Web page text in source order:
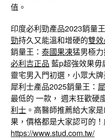
值。
印度必利勁產品2023銷量
勁持久又能溫和增硬的雙
銷量王：泰國果凍猛男極力
必利吉正品 藍p超強效果毋
靈宅男入門初選，小眾大牌
犀利士產品2025銷量王：
最低的 一款， 週末狂歡硬
利士 。高醫師推薦給大家
果，價格都是大家認可的
https://www.stud.com.tw/